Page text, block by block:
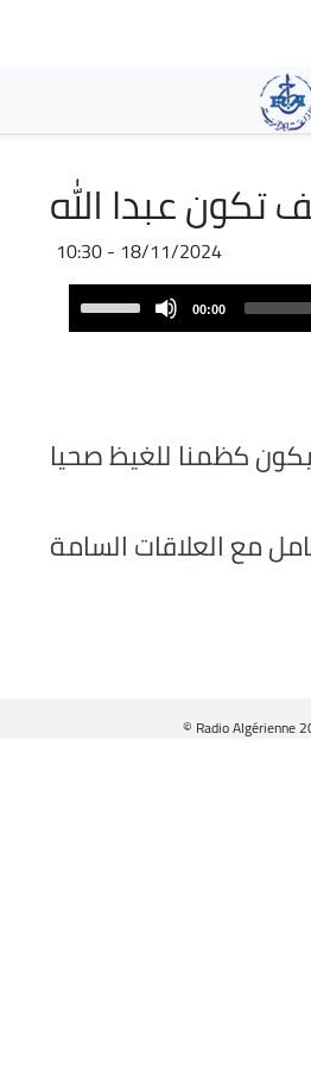
main
تكون عبدا الله
18/11/2024 - 10:30
Player
00:00
or
كظمنا للغيظ صحيا
مع العلاقات السامة
© Radio Algérienne